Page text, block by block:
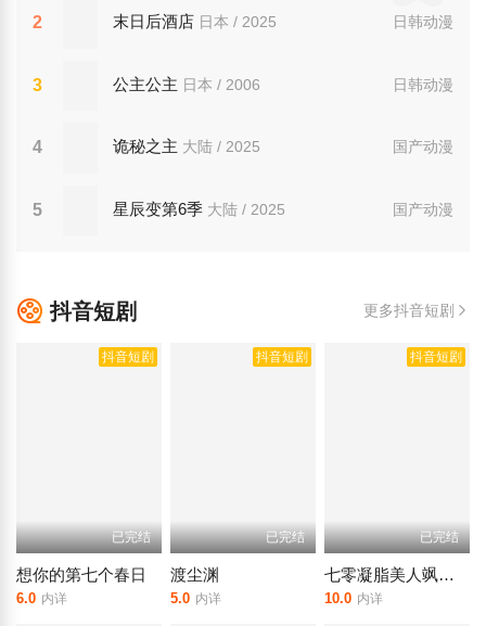
2 日韩动漫
末日后酒店 日本 / 2025
3 日韩动漫
公主公主 日本 / 2006
4 国产动漫
诡秘之主 大陆 / 2025
5 国产动漫
星辰变第6季 大陆 / 2025
抖音短剧 更多抖音短剧
抖音短剧
已完结
想你的第七个春日
6.0 内详
抖音短剧
已完结
渡尘渊
5.0 内详
抖音短剧
已完结
七零凝脂美人飒翻了
10.0 内详